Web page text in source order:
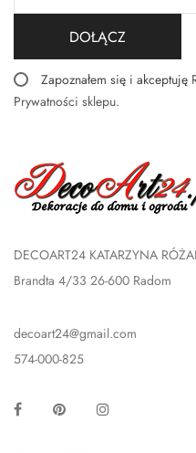
DOŁĄCZ
Zapoznałem się i akceptuję
Prywatności sklepu.
DECOART24 KATARZYNA
Brandta 4/33 26-600 Radom
decoart24@gmail.com
574-000-825
Facebook Pinterest